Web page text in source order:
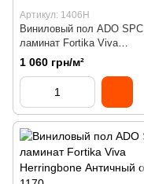
Артикул: 1406H
Виниловый пол ADO SPC
ламинат Fortika Viva
Herringbone Акра 1406
1 060 грн/м²